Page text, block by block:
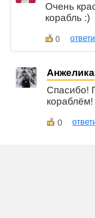
Очень
корабль :)
0
Анжелика
Спасибо!
кораблём!
0